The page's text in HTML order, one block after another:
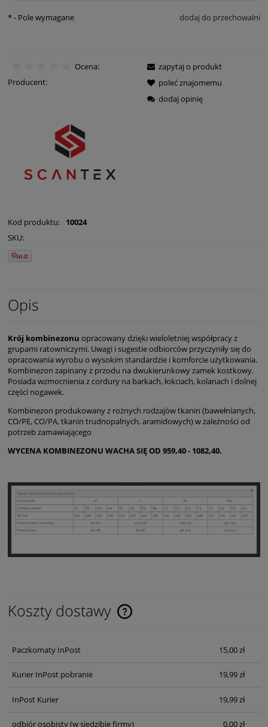
dodaj do przechowalni
*- Pole wymagane
Ocena:
Producent:
Kod produktu:
10024
SKU:
zapytaj o produkt
poleć znajomemu
dodaj opinię
Opis
Krój kombinezonu opracowany dzięki wieloletniej współpracy z
grupami ratowniczymi. Uwagi i sugestie odbiorców przyczyniły się do
opracowania wyrobu o wysokim standardzie i komforcie użytkowania.
Kombinezon zapinany z przodu na dwukierunkowy zamek kostkowy.
Posiada wzmocnienia z cordury na barkach, łokciach, kolanach i dolnej
części nogawek.
Kombinezon produkowany z rożnych rodzajów tkanin (bawełnianych,
CO/PE, CO/PA, tkanin trudnopalnych, aramidowych) w zależności od
potrzeb zamawiającego
WYCENA KOMBINEZONU WACHA SIĘ OD 959,40 - 1082,40.
Koszty dostawy
Cena nie zawiera ewentualnych kosztów płatności
Paczkomaty InPost 15,00 zł
Kurier InPost pobranie 19,99 zł
InPost Kurier 19,99 zł
odbiór osobisty(w siedzibie firmy) 0,00 zł